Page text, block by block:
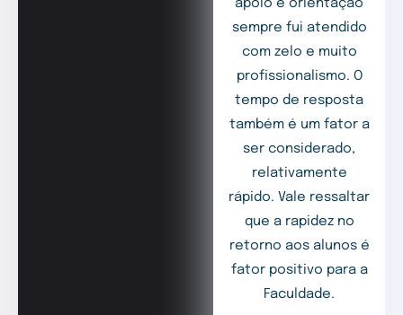
apoio e orientação
sempre fui atendido
com zelo e muito
profissionalismo. O
tempo de resposta
também é um fator a
ser considerado,
relativamente
rápido. Vale ressaltar
que a rapidez no
retorno aos alunos é
fator positivo para a
Faculdade.